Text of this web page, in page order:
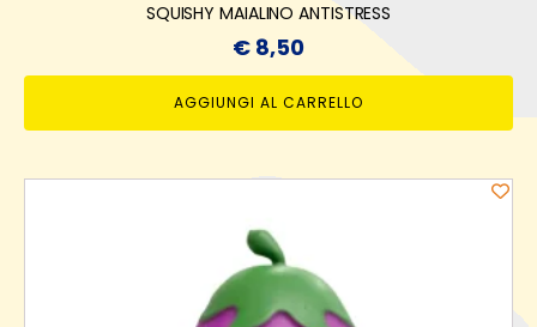
SQUISHY MAIALINO ANTISTRESS
€ 8,50
AGGIUNGI AL CARRELLO